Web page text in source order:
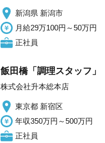
新潟県 新潟市
月給29万100円～50万円
正社員
飯田橋「調理スタッフ」
株式会社升本総本店
東京都 新宿区
年収350万円～500万円
正社員